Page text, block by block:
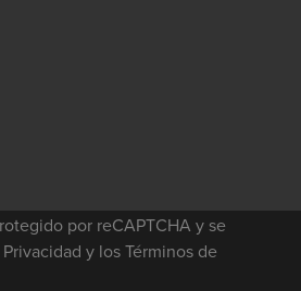
por reCAPTCHA y se
y losTérminos de